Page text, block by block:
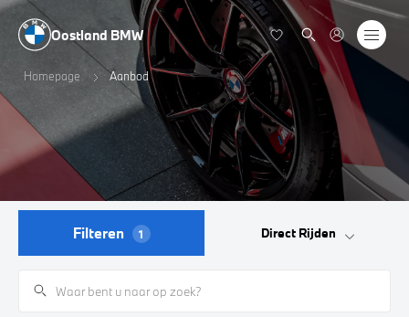
Oostland BMW
Homepage Aanbod
Filteren 1 Direct Rijden